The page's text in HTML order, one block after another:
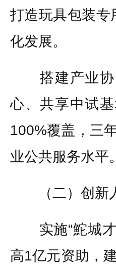
打造玩具包装专
化发展。
搭建产业协
心、共享中试
100%覆盖，三
业公共服务水平。
（二）创新人
实施“鮀城才
高1亿元资助，